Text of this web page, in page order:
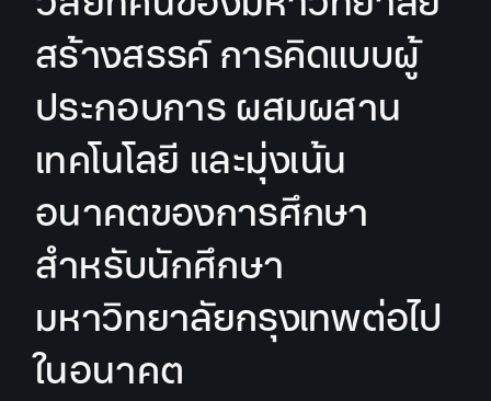
สร้างสรรค์ การคิดแบบผู้
ประกอบการ ผสมผสาน
เทคโนโลยี และมุ่งเน้น
อนาคตของการศึกษา
สำหรับนักศึกษา
มหาวิทยาลัยกรุงเทพต่อไป
ในอนาคต